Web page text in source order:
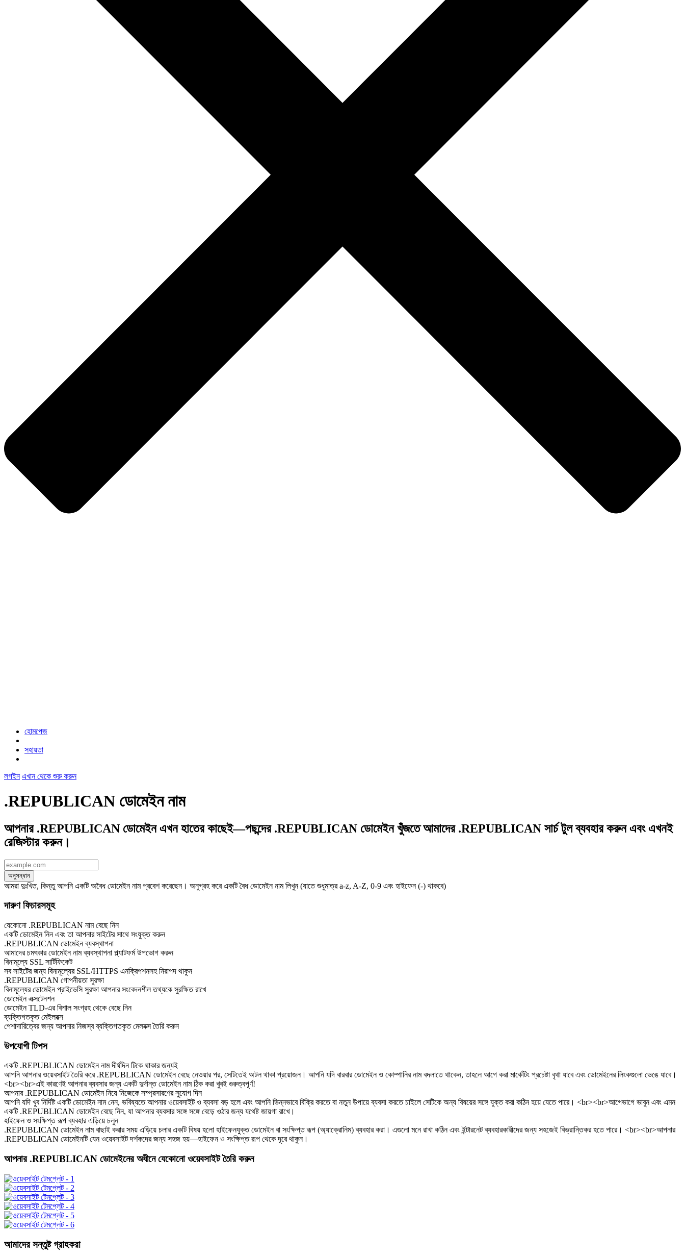
হোমপেজ
সহায়তা
লগইন এখান থেকে শুরু করুন
.REPUBLICAN ডোমেইন নাম
আপনার .REPUBLICAN ডোমেইন এখন হাতের কাছেই—পছন্দের .REPUBLICAN ডোমেইন খুঁজতে আমাদের .REPUBLICAN সার্চ টুল ব্যবহার করুন এবং এখনই
রেজিস্টার করুন।
অনুসন্ধান
আমরা দুঃখিত, কিন্তু আপনি একটি অবৈধ ডোমেইন নাম প্রবেশ করেছেন। অনুগ্রহ করে একটি বৈধ ডোমেইন নাম লিখুন (যাতে শুধুমাত্র a-z, A-Z, 0-9 এবং হাইফেন (-) থাকবে)
দারুণ ফিচারসমূহ
যেকোনো .REPUBLICAN নাম বেছে নিন
একটি ডোমেইন নিন এবং তা আপনার সাইটের সাথে সংযুক্ত করুন
.REPUBLICAN ডোমেইন ব্যবস্থাপনা
আমাদের চমৎকার ডোমেইন নাম ব্যবস্থাপনা প্ল্যাটফর্ম উপভোগ করুন
বিনামূল্যে SSL সার্টিফিকেট
সব সাইটের জন্য বিনামূল্যের SSL/HTTPS এনক্রিপশনসহ নিরাপদ থাকুন
.REPUBLICAN গোপনীয়তা সুরক্ষা
বিনামূল্যের ডোমেইন প্রাইভেসি সুরক্ষা আপনার সংবেদনশীল তথ্যকে সুরক্ষিত রাখে
ডোমেইন এক্সটেনশন
ডোমেইন TLD-এর বিশাল সংগ্রহ থেকে বেছে নিন
ব্যক্তিগতকৃত মেইলবক্স
পেশাদারিত্বের জন্য আপনার নিজস্ব ব্যক্তিগতকৃত মেলবক্স তৈরি করুন
উপযোগী টিপস
একটি .REPUBLICAN ডোমেইন নাম দীর্ঘদিন টিকে থাকার জন্যই
আপনি আপনার ওয়েবসাইট তৈরি করে .REPUBLICAN ডোমেইন বেছে নেওয়ার পর, সেটিতেই অটল থাকা প্রয়োজন। আপনি যদি বারবার ডোমেইন ও কোম্পানির নাম বদলাতে থাকেন, তাহলে আগে করা মার্কেটিং প্রচেষ্টা বৃথা যাবে এবং ডোমেইনের লিংকগুলো ভেঙে যাবে।
<br><br>এই কারণেই আপনার ব্যবসার জন্য একটি দুর্দান্ত ডোমেইন নাম ঠিক করা খুবই গুরুত্বপূর্ণ!
আপনার .REPUBLICAN ডোমেইন নিয়ে নিজেকে সম্প্রসারণের সুযোগ দিন
আপনি যদি খুব নির্দিষ্ট একটি ডোমেইন নাম নেন, ভবিষ্যতে আপনার ওয়েবসাইট ও ব্যবসা বড় হলে এবং আপনি ভিন্নভাবে বিক্রি করতে বা নতুন উপায়ে ব্যবসা করতে চাইলে সেটিকে অন্য বিষয়ের সঙ্গে যুক্ত করা কঠিন হয়ে যেতে পারে। <br><br>আগেভাগে ভাবুন এবং এমন
একটি .REPUBLICAN ডোমেইন বেছে নিন, যা আপনার ব্যবসার সঙ্গে সঙ্গে বেড়ে ওঠার জন্য যথেষ্ট জায়গা রাখে।
হাইফেন ও সংক্ষিপ্ত রূপ ব্যবহার এড়িয়ে চলুন
.REPUBLICAN ডোমেইন নাম বাছাই করার সময় এড়িয়ে চলার একটি বিষয় হলো হাইফেনযুক্ত ডোমেইন বা সংক্ষিপ্ত রূপ (অ্যাক্রোনিম) ব্যবহার করা। এগুলো মনে রাখা কঠিন এবং ইন্টারনেট ব্যবহারকারীদের জন্য সহজেই বিভ্রান্তিকর হতে পারে। <br><br>আপনার
.REPUBLICAN ডোমেইনটি যেন ওয়েবসাইট দর্শকদের জন্য সহজ হয়—হাইফেন ও সংক্ষিপ্ত রূপ থেকে দূরে থাকুন।
আপনার .REPUBLICAN ডোমেইনের অধীনে যেকোনো ওয়েবসাইট তৈরি করুন
আমাদের সন্তুষ্ট গ্রাহকরা